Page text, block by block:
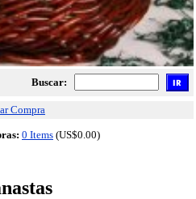
Buscar:
Compra
0 Items (US$0.00)